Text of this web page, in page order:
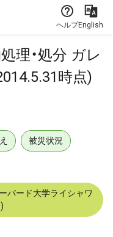
ヘルプEnglish
理・処分 ガレ
時点)
被災状況
バード大学ライシャワ